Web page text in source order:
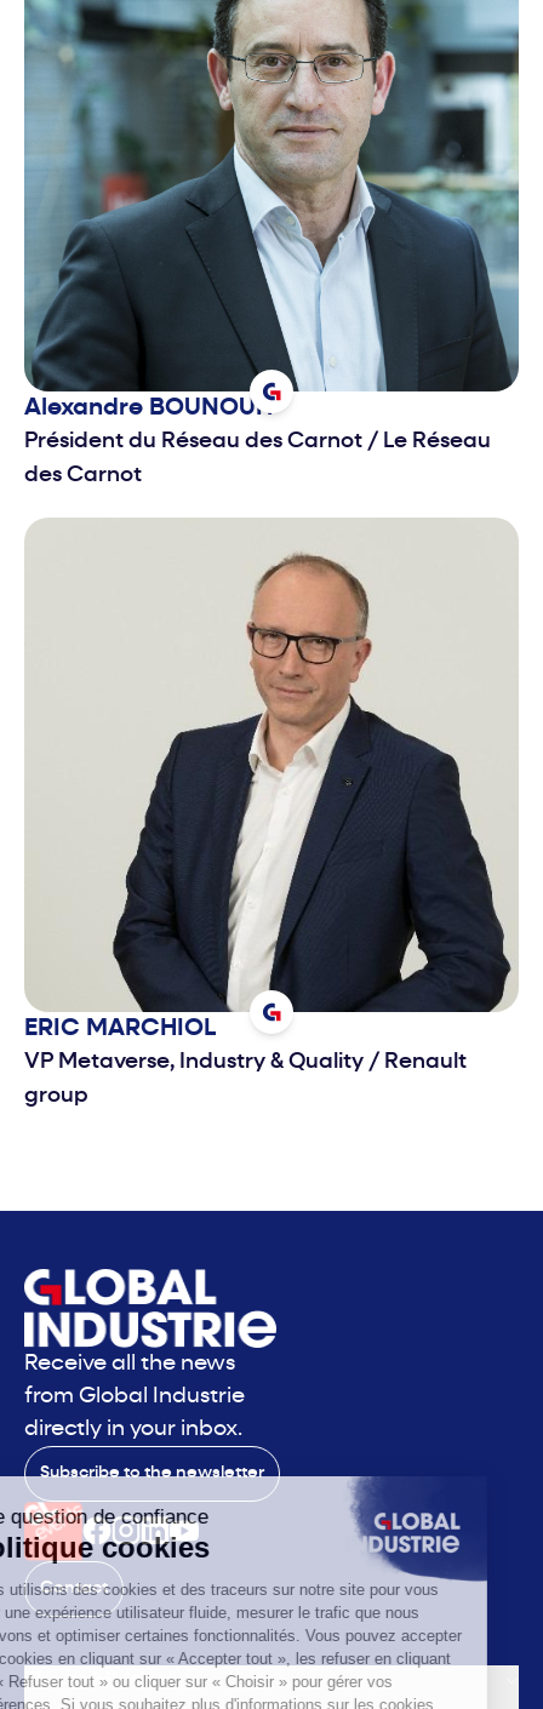
Alexandre BOUNOUH
Président du Réseau des Carnot / Le Réseau
des Carnot
ERIC MARCHIOL
VP Metaverse, Industry & Quality / Renault
group
Receive all the news
from Global Industrie
directly in your inbox.
Subscribe to the newsletter
Contact
The exhibition